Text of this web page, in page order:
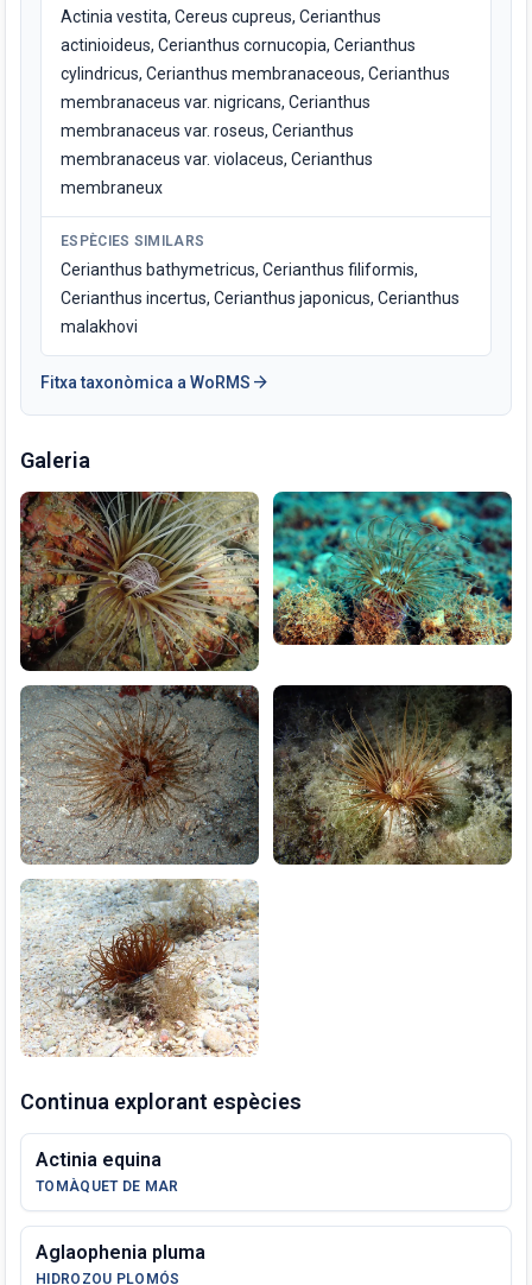
Actinia vestita, Cereus cupreus, Cerianthus
actinioideus, Cerianthus cornucopia, Cerianthus
cylindricus, Cerianthus membranaceous, Cerianthus
membranaceus var. nigricans, Cerianthus
membranaceus var. roseus, Cerianthus
membranaceus var. violaceus, Cerianthus
membraneux
ESPÈCIES SIMILARS
Cerianthus bathymetricus, Cerianthus filiformis,
Cerianthus incertus, Cerianthus japonicus, Cerianthus
malakhovi
Fitxa taxonòmica a WoRMS arrow_forward
Galeria
Continua explorant espècies
Actinia equina
TOMÀQUET DE MAR
Aglaophenia pluma
HIDROZOU PLOMÓS